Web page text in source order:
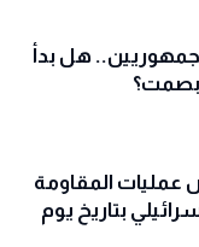
هل بدأ
بصمت؟
المقاومة
بتاريخ يوم